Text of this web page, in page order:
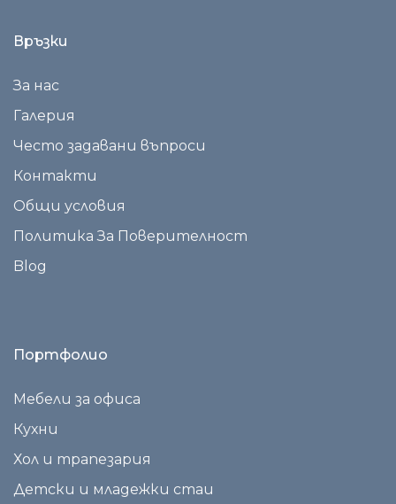
Връзки
За нас
Галерия
Често задавани въпроси
Контакти
Общи условия
Политика За Поверителност
Blog
Портфолио
Мебели за офиса
Кухни
Хол и трапезария
Детски и младежки стаи